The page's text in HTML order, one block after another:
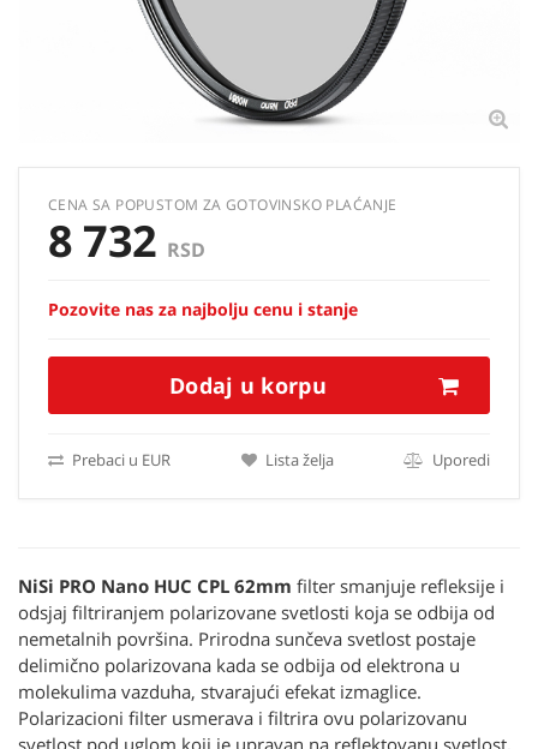
CENA SA POPUSTOM ZA GOTOVINSKO PLAĆANJE
8 732 RSD
Pozovite nas za najbolju cenu i stanje
Dodaj u korpu
Prebaci u EUR Lista želja Uporedi
NiSi PRO Nano HUC CPL 62mm filter smanjuje refleksije i
odsjaj filtriranjem polarizovane svetlosti koja se odbija od
nemetalnih površina. Prirodna sunčeva svetlost postaje
delimično polarizovana kada se odbija od elektrona u
molekulima vazduha, stvarajući efekat izmaglice.
Polarizacioni filter usmerava i filtrira ovu polarizovanu